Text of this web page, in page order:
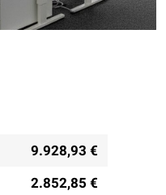
9.928,93 €
2.852,85 €